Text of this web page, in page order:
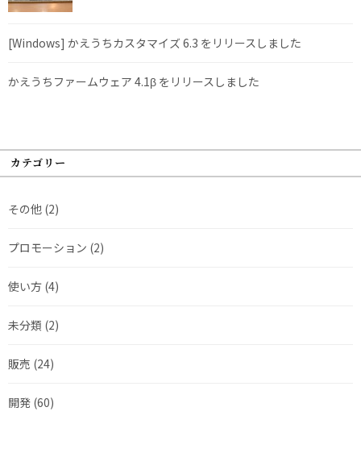
[Windows] かえうちカスタマイズ 6.3 をリリースしました
かえうちファームウェア 4.1β をリリースしました
カテゴリー
その他 (2)
プロモーション (2)
使い方 (4)
未分類 (2)
販売 (24)
開発 (60)